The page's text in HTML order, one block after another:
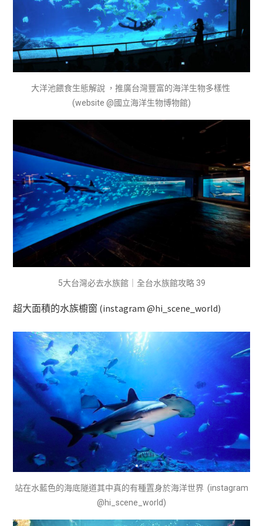
大洋池餵食生態解說 ，推廣台灣豐富的海洋生物多樣性
(website @國立海洋生物博物館)
5大台灣必去水族館｜全台水族館攻略 39
超大面積的水族櫥窗 (instagram @hi_scene_world)
站在水藍色的海底隧道其中真的有種置身於海洋世界 (instagram
@hi_scene_world)